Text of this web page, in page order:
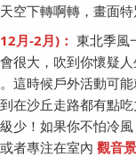
空下轉啊轉，畫面特
月-2月)： 東北季風
很大，吹到你懷疑
這時候戶外活動可
在沙丘走路都有點
少！如果你不怕冷
者專注在室內 觀音